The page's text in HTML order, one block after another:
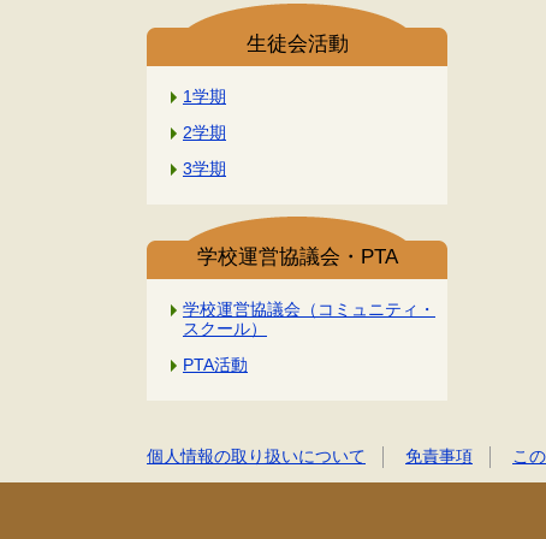
生徒会活動
1学期
2学期
3学期
学校運営協議会・PTA
学校運営協議会（コミュニティ・
スクール）
PTA活動
個人情報の取り扱いについて 免責事項 こ